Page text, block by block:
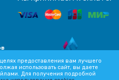
предоставления вам лучшего
использовать сайт, вы даете
Для получения подробной